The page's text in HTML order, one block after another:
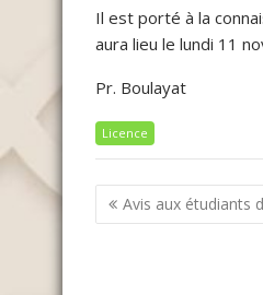
Il est porté à la
aura lieu le lundi 11
Pr. Boulayat
Licence
Navigation
de
Avis aux étudiants